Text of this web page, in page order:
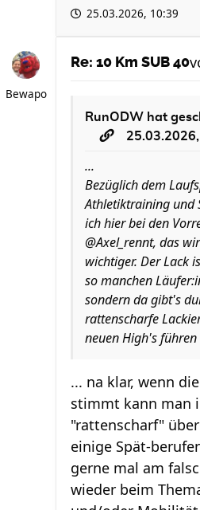
25.03.2026, 10:39
Bewapo
Re: 10 Km SUB 40
RunODW hat
...
Bezüglich dem
Athletiktraining und
ich hier bei den
@Axel_rennt, das
wichtiger. Der Lack
so manchen
sondern da gibt's
rattenscharfe
neuen High's führen
... na klar, wenn
stimmt kann man
"rattenscharf"
einige Spät-
gerne mal am
wieder beim